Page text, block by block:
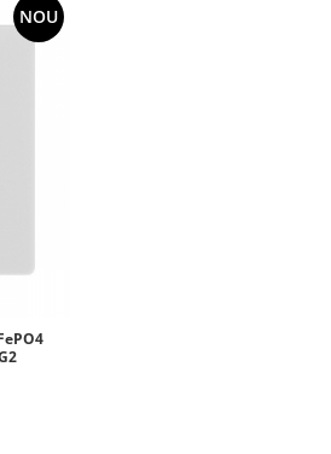
NOU